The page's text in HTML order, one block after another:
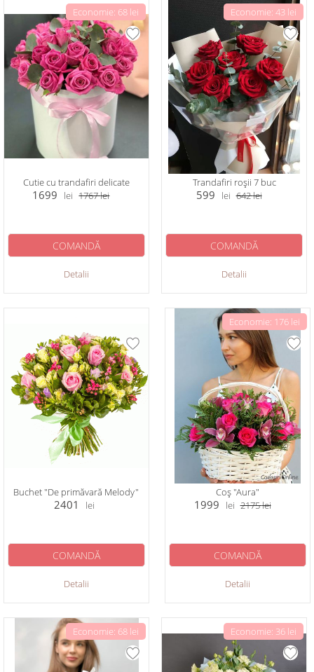
Economie: 68 lei
Cutie cu trandafiri delicate
1699 lei 1767lei
Detalii
COMANDĂ
Economie: 43 lei
Trandafiri roșii 7 buc
599 lei 642lei
Detalii
COMANDĂ
Buchet "De primăvară Melody"
2401 lei
Detalii
COMANDĂ
Economie: 176 lei
Coș "Aura"
1999 lei 2175lei
Detalii
COMANDĂ
Economie: 68 lei Economie: 36 lei